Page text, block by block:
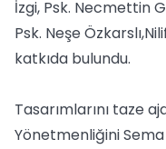
İzgi, Psk. Necmettin
Psk. Neşe
katkıda bulundu.
Tasarımlarını taze
Yönetmenliğini